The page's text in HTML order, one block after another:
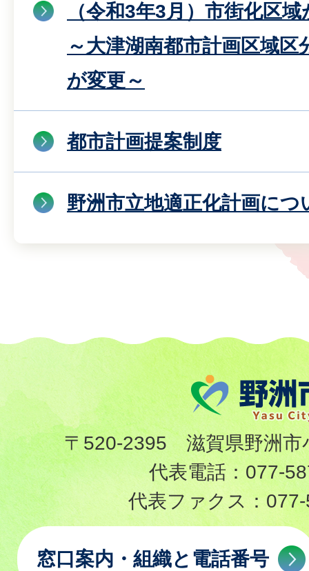
（令和3年3月）市街化区
～大津湖南都市計画区域区
が変更～
都市計画提案制度
野洲市立地適正化計画につ
〒520-2395 滋賀県野洲市
代表電話： 077-
代表ファクス：
窓口案内・組織と電話番号